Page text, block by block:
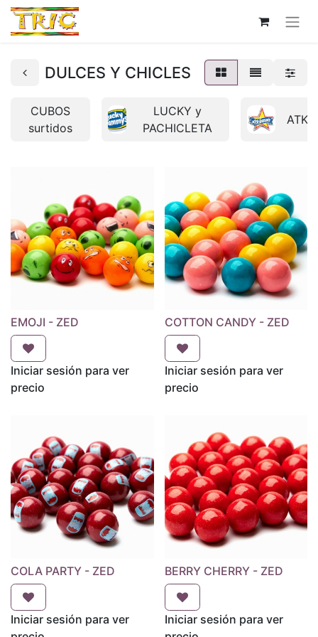
DULCES Y CHICLES
CUBOS
surtidos
LUCKY y
PACHICLETA
EMOJI - ZED
Iniciar sesión para ver
precio
COTTON CANDY - ZED
Iniciar sesión para ver
precio
COLA PARTY - ZED
Iniciar sesión para ver
BERRY CHERRY - ZED
Iniciar sesión para ver